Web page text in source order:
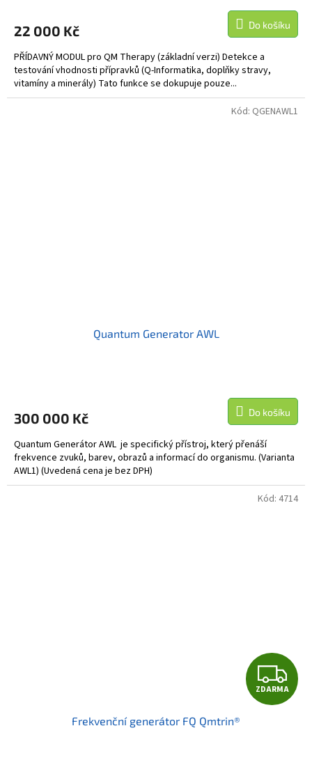
M
A
22 000 Kč Do košíku
PŘÍDAVNÝ MODUL pro QM Therapy (základní verzi) Detekce a
testování vhodnosti přípravků (Q‑Informatika, doplňky stravy,
vitamíny a minerály) Tato funkce se dokupuje pouze...
Quantum Generator AWL
300 000 Kč Do košíku
Quantum Generátor AWL je specifický přístroj, který přenáší
frekvence zvuků, barev, obrazů a informací do organismu. (Varianta
AWL1) (Uvedená cena je bez DPH)
Kód: QGENAWL1
Z
D
ZDARMA
Frekvenční generátor FQ Qmtrin®
Kód: 4714